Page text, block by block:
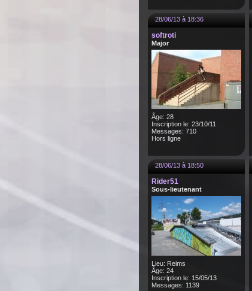
28/06/13 à 18:36
softroti
Major
Âge: 28
Inscription le: 23/10/11
Messages: 710
Hors ligne
28/06/13 à 18:50
Rider51
Sous-lieutenant
Lieu: Reims
Âge: 24
Inscription le: 15/05/13
Messages: 1139